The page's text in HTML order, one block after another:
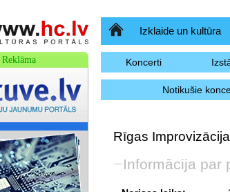
SākumlapaIzklaide un kultūra
Koncerti
Notikušie
Rīgas
Informācija par
Reklāma